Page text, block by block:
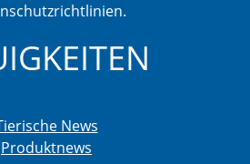
News
Produktnews